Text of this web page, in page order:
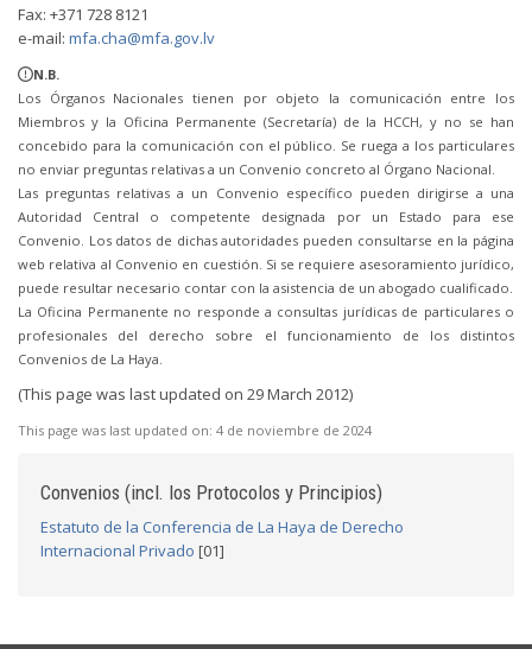
Fax: +371 728 8121
e-mail: mfa.cha@mfa.gov.lv
N.B.
Los Órganos Nacionales tienen por objeto la comunicación entre los
Miembros y la Oficina Permanente (Secretaría) de la HCCH, y no se han
concebido para la comunicación con el público. Se ruega a los particulares
no enviar preguntas relativas a un Convenio concreto al Órgano Nacional.
Las preguntas relativas a un Convenio específico pueden dirigirse a una
Autoridad Central o competente designada por un Estado para ese
Convenio. Los datos de dichas autoridades pueden consultarse en la página
web relativa al Convenio en cuestión. Si se requiere asesoramiento jurídico,
puede resultar necesario contar con la asistencia de un abogado cualificado.
La Oficina Permanente no responde a consultas jurídicas de particulares o
profesionales del derecho sobre el funcionamiento de los distintos
Convenios de La Haya.
(This page was last updated on 29 March 2012)
This page was last updated on: 4 de noviembre de 2024
Convenios (incl. los Protocolos y Principios)
Estatuto de la Conferencia de La Haya de Derecho
Internacional Privado [01]